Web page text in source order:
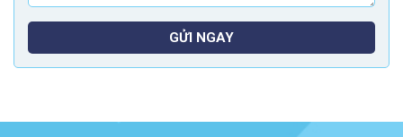
GỬI NGAY